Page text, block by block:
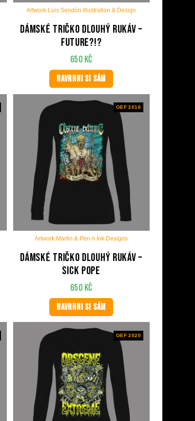
Artwork Luis Sendón Illustration & Design
Dámské tričko dlouhý rukáv –
Future?!?
650 Kč
NAVRHNI SI SÁM
OEF 2016
Artwork Martin & Pen n Ink Designs
Dámské tričko dlouhý rukáv –
Sick Pope
650 Kč
NAVRHNI SI SÁM
OEF 2020